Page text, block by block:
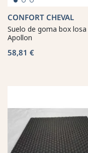
CONFORT CHEVAL
Suelo de goma box losa
Apollon
58,81 €